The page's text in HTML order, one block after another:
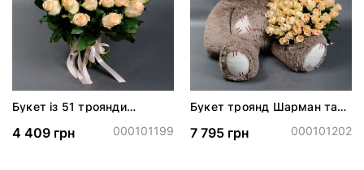
Букет із 51 троянди
4 409 грн 000101199
Букет троянд Шарман та
7 795 грн 000101202